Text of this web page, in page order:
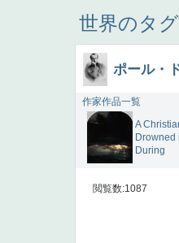
世界のタ
ポール・
作家作品一覧
A
Drowned
During
閲覧数:1087